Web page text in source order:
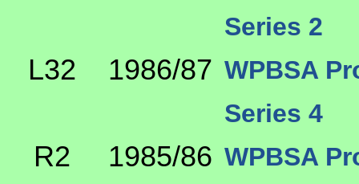
Series 2
L32 1986/87 WPBSA
Series 4
R2 1985/86 WPBSA